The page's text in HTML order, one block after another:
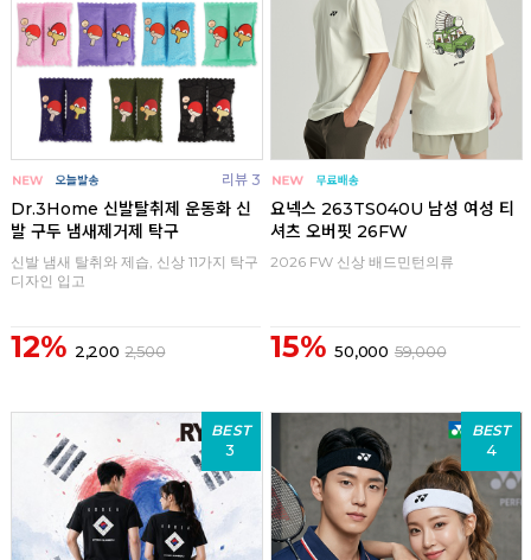
리뷰 3
Dr.3Home 신발탈취제 운동화 신
발 구두 냄새제거제 탁구
신발 냄새 탈취와 제습, 신상 11가지 탁구
디자인 입고
12% 2,200 2,500
요넥스 263TS040U 남성 여성 티
셔츠 오버핏 26FW
2026 FW 신상 배드민턴의류
15% 50,000 59,000
BEST
3
BEST
4